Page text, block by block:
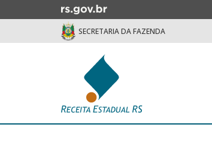
para
Ir
SECRETARIA DA FAZENDA